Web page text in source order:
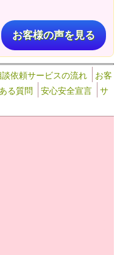
お客様の声を見る
依頼サービスの流れ
お客
る質問 安心安全宣言
サ